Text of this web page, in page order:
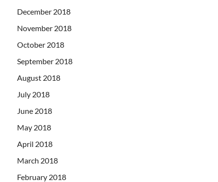
December 2018
November 2018
October 2018
September 2018
August 2018
July 2018
June 2018
May 2018
April 2018
March 2018
February 2018